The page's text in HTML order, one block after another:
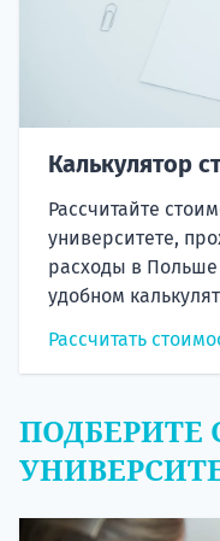
Калькулятор
Рассчитайте
университете,
расходы в
удобном
Рассчитать
ПОДБЕРИТЕ